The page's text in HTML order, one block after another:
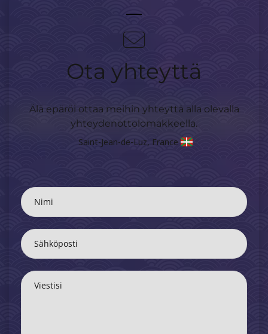
Ota yhteyttä
Älä epäröi ottaa meihin yhteyttä alla olevalla
yhteydenottolomakkeella.
Saint-Jean-de-Luz, France
Nimi
Sähköposti
Viestisi